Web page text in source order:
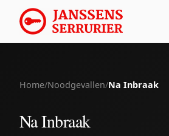
Home/Noodgevallen/Na Inbraak
Na Inbraak